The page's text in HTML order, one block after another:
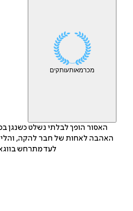
מכרמאותעותקים
האסור הופך לבלתי נשלט כשנגן
האהבה לאחות של חבר להקה,
לעד מתרחש